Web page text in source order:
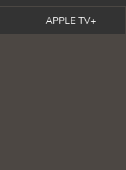
APPLE TV+